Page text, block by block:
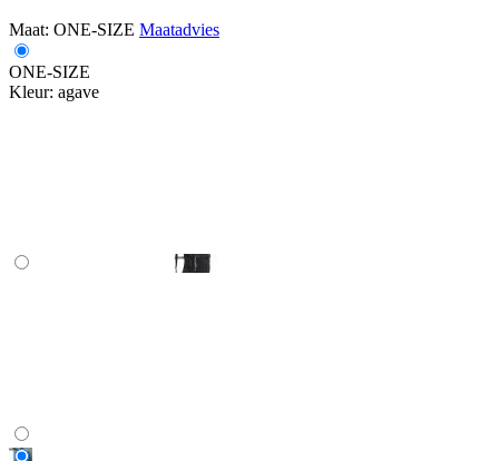
Maat: ONE-SIZE Maatadvies
ONE-SIZE
Kleur: agave